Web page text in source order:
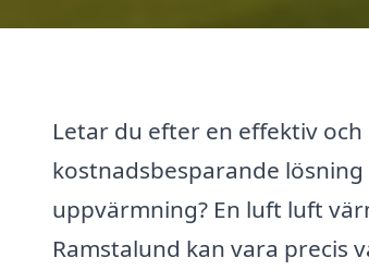
Letar du efter en effektiv och
kostnadsbesparande
uppvärmning? En luft luft
Ramstalund kan vara precis